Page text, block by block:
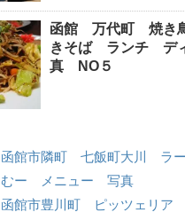
函館 万代町 焼
きそば ランチ デ
真 NO５
函館市隣町 七飯町大川 ラ
むー メニュー 写真
函館市豊川町 ピッツェリア